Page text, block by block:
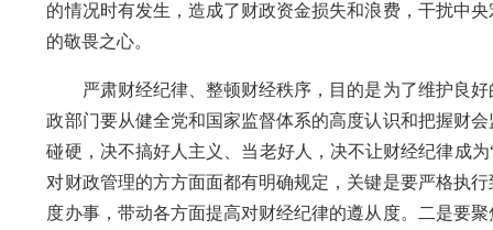
的情况时有发生，造成了财政资金损失和浪费，干扰中
的敬畏之心。
严肃财经纪律、整顿财经秩序，目的是为了维护良好
政部门要从健全党和国家监督体系的高度认识和把握财
碰硬，决不搞好人主义、当老好人，决不让财经纪律成
对财政管理的方方面面都有明确规定，关键是要严格执
度办事，带动各方面提高对财经纪律的遵从度。二是要